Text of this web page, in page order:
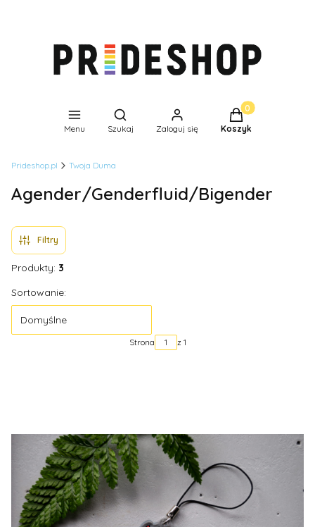
Menu
Otwórz wyszukiwarkę
Szukaj Zaloguj się
Produkty w
Koszyk
Prideshop.pl Twoja Duma
Agender/Genderfluid/Bigender
Filtry
Produkty: 3
Lista produktów
Sortowanie:
Domyślne
Strona z 1